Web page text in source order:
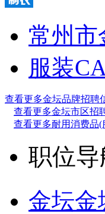
常州市
服装
查看更多金坛品牌招聘
查看更多金坛市区招
查看更多耐用消费品(
职位导
金坛金